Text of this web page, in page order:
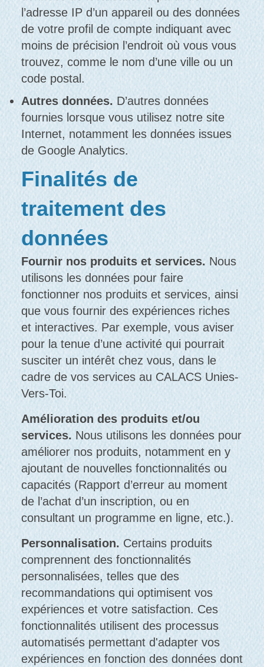
l’adresse IP d’un appareil ou des données
de votre profil de compte indiquant avec
moins de précision l’endroit où vous vous
trouvez, comme le nom d’une ville ou un
code postal.
Autres données. D’autres données
fournies lorsque vous utilisez notre site
Internet, notamment les données issues
de Google Analytics.
Finalités de
traitement des
données
Fournir nos produits et services. Nous
utilisons les données pour faire
fonctionner nos produits et services, ainsi
que vous fournir des expériences riches
et interactives. Par exemple, vous aviser
pour la tenue d’une activité qui pourrait
susciter un intérêt chez vous, dans le
cadre de vos services au CALACS Unies-
Vers-Toi.
Amélioration des produits et/ou
services. Nous utilisons les données pour
améliorer nos produits, notamment en y
ajoutant de nouvelles fonctionnalités ou
capacités (Rapport d’erreur au moment
de l’achat d’un inscription, ou en
consultant un programme en ligne, etc.).
Personnalisation. Certains produits
comprennent des fonctionnalités
personnalisées, telles que des
recommandations qui optimisent vos
expériences et votre satisfaction. Ces
fonctionnalités utilisent des processus
automatisés permettant d'adapter vos
expériences en fonction des données dont